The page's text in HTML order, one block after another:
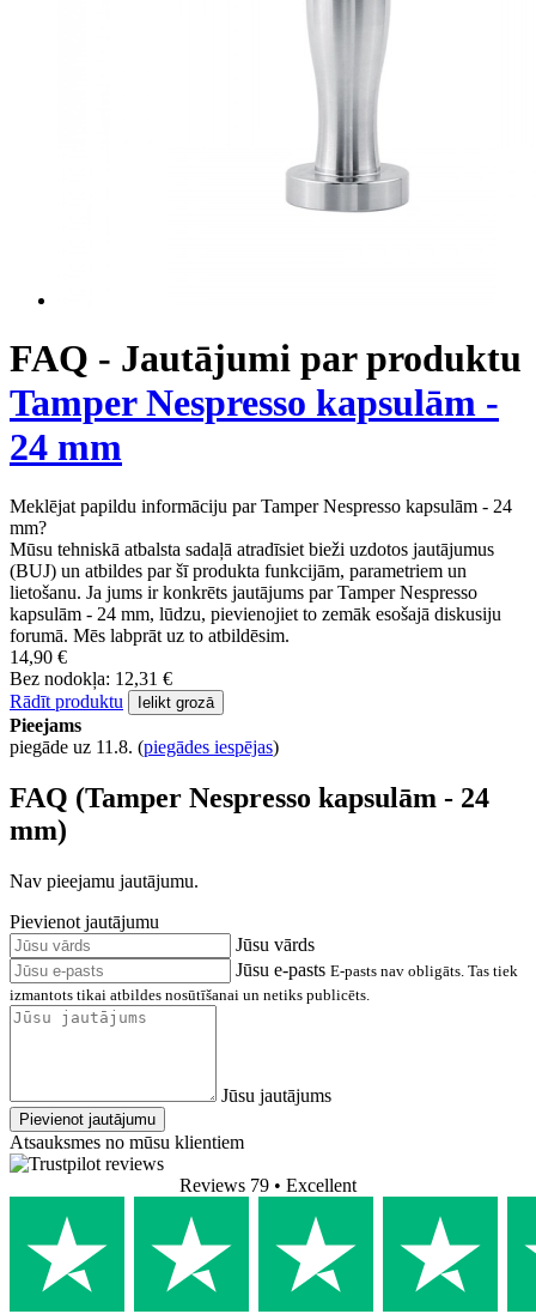
FAQ - Jautājumi par produktu
Tamper Nespresso kapsulām -
24 mm
Meklējat papildu informāciju par Tamper Nespresso kapsulām - 24
mm?
Mūsu tehniskā atbalsta sadaļā atradīsiet bieži uzdotos jautājumus
(BUJ) un atbildes par šī produkta funkcijām, parametriem un
lietošanu. Ja jums ir konkrēts jautājums par Tamper Nespresso
kapsulām - 24 mm, lūdzu, pievienojiet to zemāk esošajā diskusiju
forumā. Mēs labprāt uz to atbildēsim.
14,90 €
Bez nodokļa: 12,31 €
Rādīt produktu
Ielikt grozā
Pieejams
piegāde uz 11.8. (piegādes iespējas)
FAQ (Tamper Nespresso kapsulām - 24
mm)
Nav pieejamu jautājumu.
Pievienot jautājumu
Jūsu vārds
Jūsu e-pasts E-pasts nav obligāts. Tas tiek
izmantots tikai atbildes nosūtīšanai un netiks publicēts.
Jūsu jautājums
Pievienot jautājumu
Atsauksmes no mūsu klientiem
Reviews 79 • Excellent